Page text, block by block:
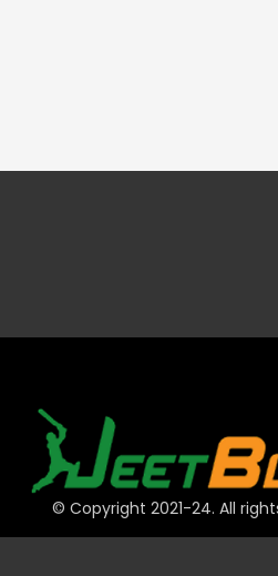
© Copyright 2021-24. All